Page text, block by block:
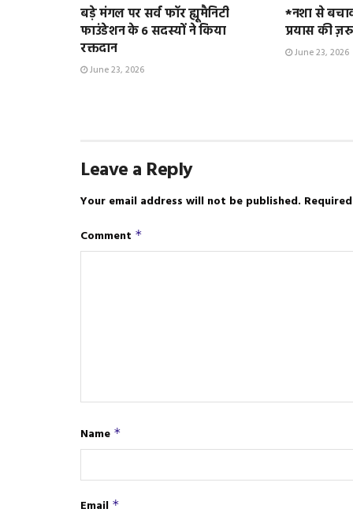
बड़े मंगल पर सर्व फॉर ह्यूमैनिटी
फाउंडेशन के 6 सदस्यों ने किया
रक्तदान
June 23, 2026
*नशा से
प्रयास की
June 23, 2026
Leave a Reply
Your email address will not be published.
Comment *
Name *
Email *